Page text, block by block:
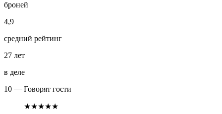
броней
4,9
средний рейтинг
27 лет
в деле
10 — Говорят гости
★★★★★